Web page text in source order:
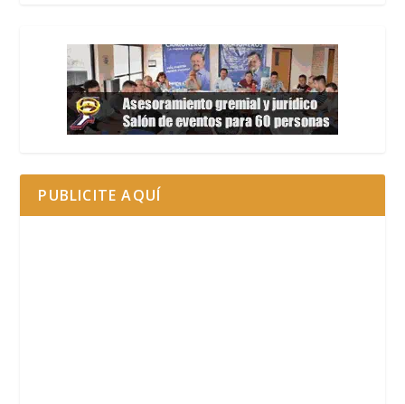
PUBLICITE AQUÍ